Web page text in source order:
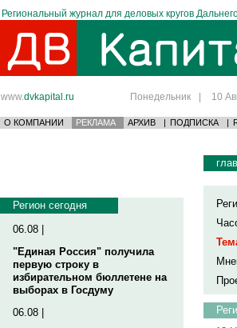
Региональный журнал для деловых кругов
www.dvkapital.ru Понедельник | 10
О КОМПАНИИ РЕКЛАМА АРХИВ | ПОДПИСКА |
Регион сегодня
06.08 |
"Единая Россия" получила
первую строку в
избирательном бюллетене на
выборах в Госдуму
06.08 |